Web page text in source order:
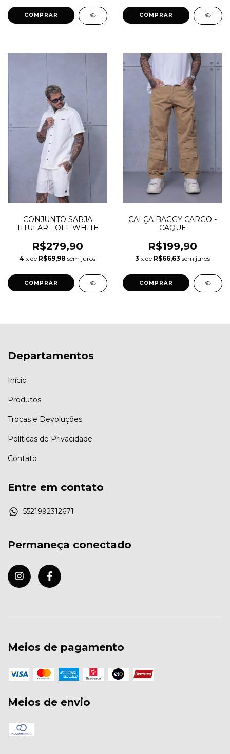
COMPRAR COMPRAR
CONJUNTO SARJA
TITULAR - OFF WHITE
R$279,90
4 x de R$69,98 sem juros
COMPRAR
CALÇA BAGGY CARGO -
CAQUE
R$199,90
3 x de R$66,63 sem juros
COMPRAR
Departamentos
Início
Produtos
Trocas e Devoluções
Políticas de Privacidade
Contato
Entre em contato
5521992312671
Permaneça conectado
Meios de pagamento
Meios de envio